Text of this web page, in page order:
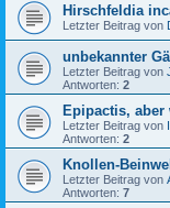
Hirschfeldia
Letzter Beitrag von
unbekannter
Letzter Beitrag von
Antworten: 2
Epipactis, aber
Letzter Beitrag von
Antworten: 2
Knollen-
Letzter Beitrag von
Antworten: 7